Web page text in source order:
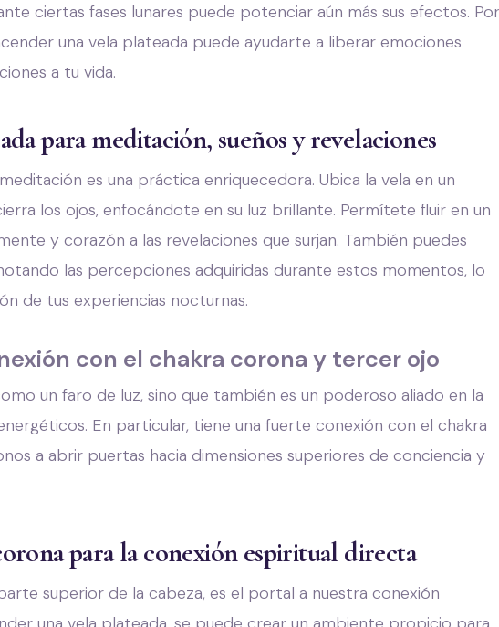
ciertas fases lunares puede potenciar aún más sus efectos. Por
una vela plateada puede ayudarte a liberar emociones
a tu vida.
para meditación, sueños y revelaciones
es una práctica enriquecedora. Ubica la vela en un
los ojos, enfocándote en su luz brillante. Permítete fluir en un
y corazón a las revelaciones que surjan. También puedes
las percepciones adquiridas durante estos momentos, lo
de tus experiencias nocturnas.
con el chakra corona y tercer ojo
un faro de luz, sino que también es un poderoso aliado en la
En particular, tiene una fuerte conexión con el chakra
a abrir puertas hacia dimensiones superiores de conciencia y
para la conexión espiritual directa
superior de la cabeza, es el portal a nuestra conexión